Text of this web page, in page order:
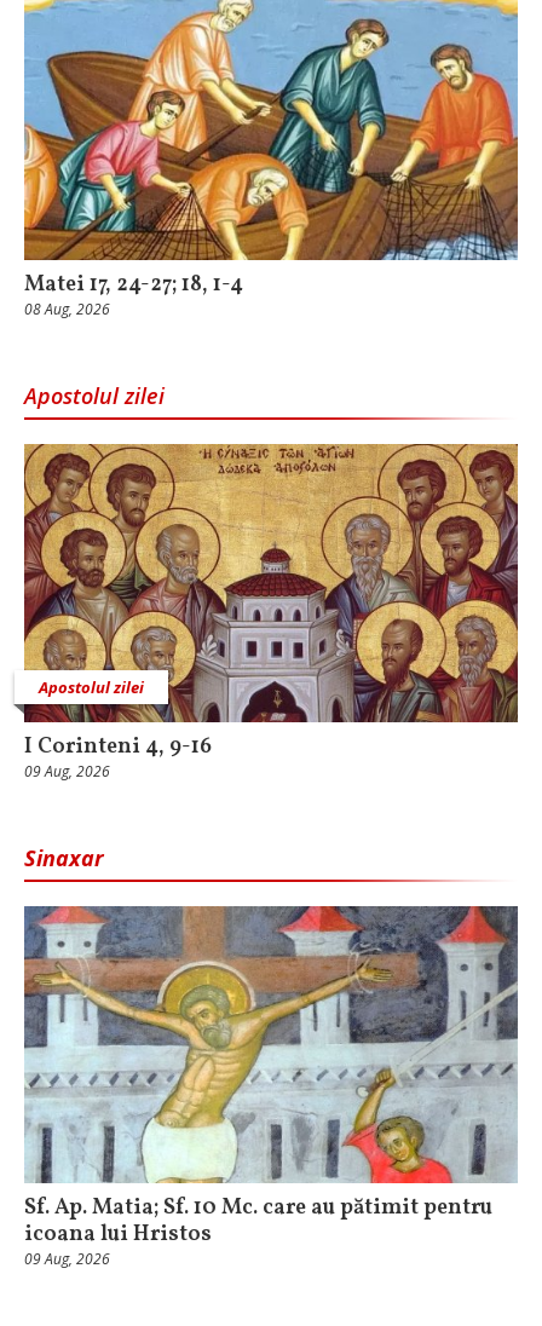
Matei 17, 24-27; 18, 1-4
08 Aug, 2026
Apostolul zilei
Apostolul zilei
I Corinteni 4, 9-16
09 Aug, 2026
Sinaxar
Sf. Ap. Matia; Sf. 10 Mc. care au pătimit pentru
icoana lui Hristos
09 Aug, 2026